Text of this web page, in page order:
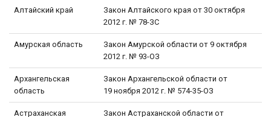
Алтайский край
Закон Алтайского края от 30 октября
2012 г. № 78-ЗС
Амурская область
Закон Амурской области от 9 октября
2012 г. № 93-ОЗ
Архангельская
область
Закон Архангельской области от
19 ноября 2012 г. № 574-35-ОЗ
Астраханская Закон Астраханской области от